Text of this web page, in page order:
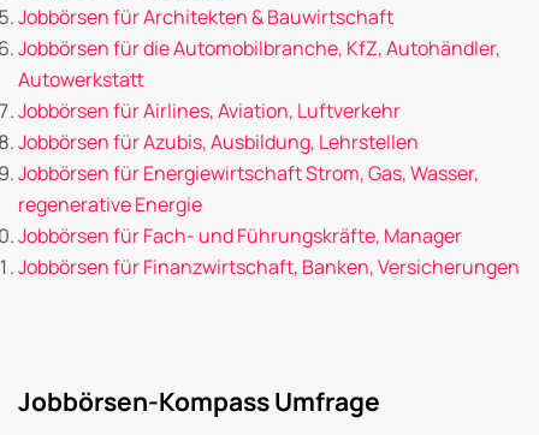
Jobbörsen für Architekten & Bauwirtschaft
Jobbörsen für die Automobilbranche, KfZ, Autohändler,
Autowerkstatt
Jobbörsen für Airlines, Aviation, Luftverkehr
Jobbörsen für Azubis, Ausbildung, Lehrstellen
Jobbörsen für Energiewirtschaft Strom, Gas, Wasser,
regenerative Energie
Jobbörsen für Fach- und Führungskräfte, Manager
Jobbörsen für Finanzwirtschaft, Banken, Versicherungen
Jobbörsen-Kompass Umfrage